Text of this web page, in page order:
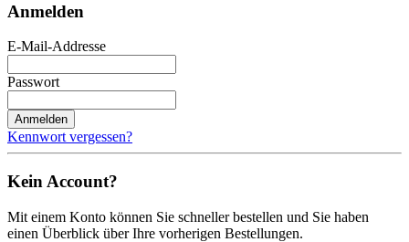
Anmelden
E-Mail-Addresse
Passwort
Anmelden
Kennwort vergessen?
Kein Account?
Mit einem Konto können Sie schneller bestellen und Sie haben
einen Überblick über Ihre vorherigen Bestellungen.